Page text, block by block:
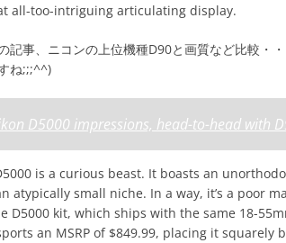
all-too-intriguing articulating display.
記事、ニコンの上位機種D90と画質など比較・
ね;;;^^)
D5000 impressions, head-to-head with
is a curious beast. It boasts an
atypically small niche. In a way, it’s a poor
D5000 kit, which ships with the same 18-
an MSRP of $849.99, placing it